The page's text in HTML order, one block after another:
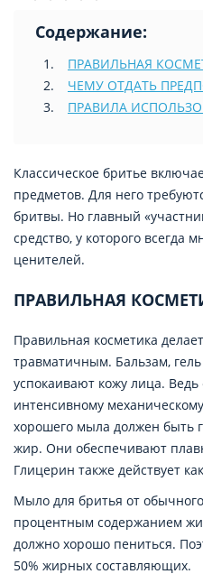
Содержание:
ПРАВИЛЬНАЯ
ЧЕМУ ОТДАТЬ
ПРАВИЛА
Классическое бритье
предметов. Для него
бритвы. Но главный
средство, у которого всегда
ценителей.
ПРАВИЛЬНАЯ
Правильная косметика
травматичным. Бальзам,
успокаивают кожу лица.
интенсивному
хорошего мыла должен быть
жир. Они обеспечивают
Глицерин также действует
Мыло для бритья от
процентным содержанием
должно хорошо пениться.
50% жирных составляющих.